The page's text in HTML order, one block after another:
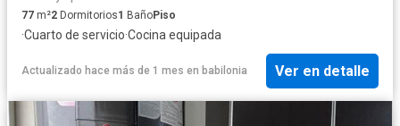
77 m²2 Dormitorios1 BañoPiso
·Cuarto de servicio·Cocina equipada
Actualizado hace más de 1 mes en babilonia Ver en detalle